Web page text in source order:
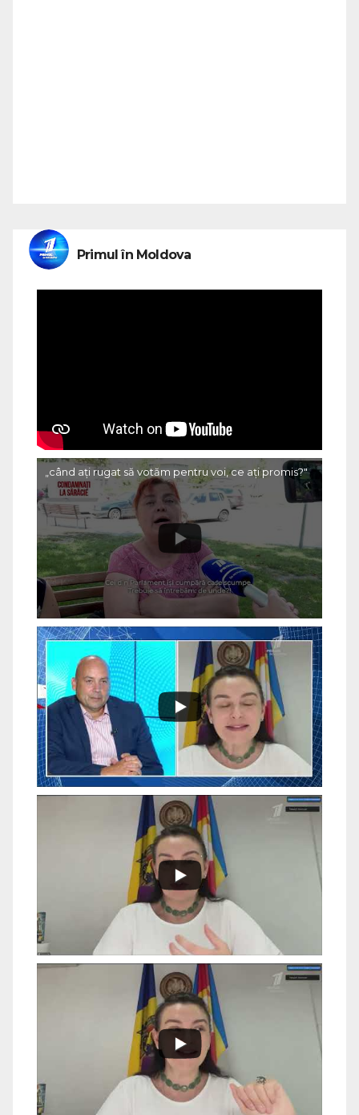
Primul în Moldova
„când ați rugat să votăm pentru voi, ce ați promis?"